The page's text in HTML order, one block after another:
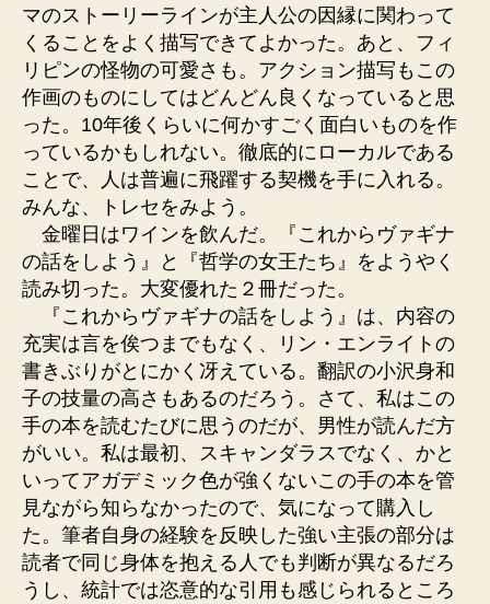
マのストーリーラインが主人公の因縁に関わって
くることをよく描写できてよかった。あと、フィ
リピンの怪物の可愛さも。アクション描写もこの
作画のものにしてはどんどん良くなっていると思
った。10年後くらいに何かすごく面白いものを作
っているかもしれない。徹底的にローカルである
ことで、人は普遍に飛躍する契機を手に入れる。
みんな、トレセをみよう。
金曜日はワインを飲んだ。『これからヴァギナ
の話をしよう』と『哲学の女王たち』をようやく
読み切った。大変優れた２冊だった。
『これからヴァギナの話をしよう』は、内容の
充実は言を俟つまでもなく、リン・エンライトの
書きぶりがとにかく冴えている。翻訳の小沢身和
子の技量の高さもあるのだろう。さて、私はこの
手の本を読むたびに思うのだが、男性が読んだ方
がいい。私は最初、スキャンダラスでなく、かと
いってアガデミック色が強くないこの手の本を管
見ながら知らなかったので、気になって購入し
た。筆者自身の経験を反映した強い主張の部分は
読者で同じ身体を抱える人でも判断が異なるだろ
うし、統計では恣意的な引用も感じられるところ